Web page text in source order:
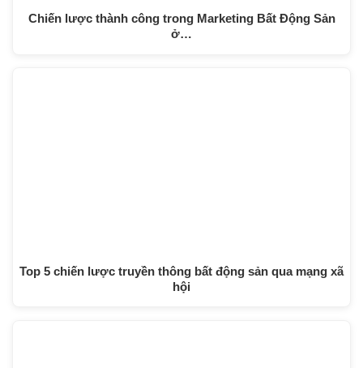
Chiến lược thành công trong Marketing Bất Động Sản
ở…
Top 5 chiến lược truyền thông bất động sản qua mạng xã
hội